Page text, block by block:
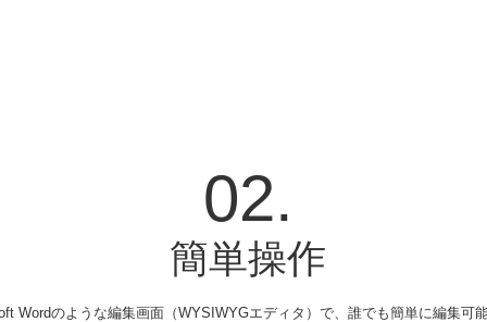
02.
簡単操作
Wordのような編集画面（WYSIWYGエディタ）で、誰でも簡単に編集可